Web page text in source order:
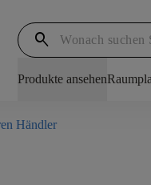
search
Produkte ansehen
Händler